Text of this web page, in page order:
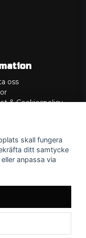
oss
& Cookiespolicy
skall fungera
ditt samtycke
anpassa via